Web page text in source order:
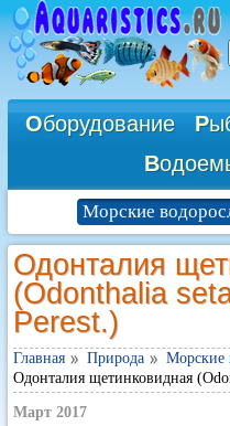
Оборудование Р
В
Морские
Одонталия
(Odonthalia
Perest.)
Главная Природа
Морские
Одонталия щетинковидная
Март 2017